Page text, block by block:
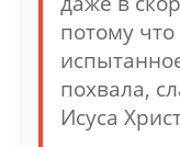
потому
похвала,
Исуса